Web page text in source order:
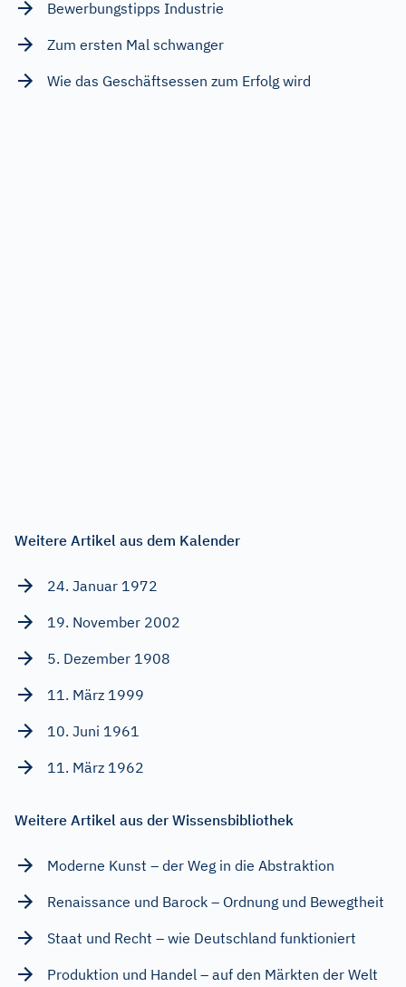
Bewerbungstipps Industrie
Zum ersten Mal schwanger
Wie das Geschäftsessen zum Erfolg wird
Weitere Artikel aus dem Kalender
24. Januar 1972
19. November 2002
5. Dezember 1908
11. März 1999
10. Juni 1961
11. März 1962
Weitere Artikel aus der Wissensbibliothek
Moderne Kunst – der Weg in die Abstraktion
Renaissance und Barock – Ordnung und Bewegtheit
Staat und Recht – wie Deutschland funktioniert
Produktion und Handel – auf den Märkten der Welt